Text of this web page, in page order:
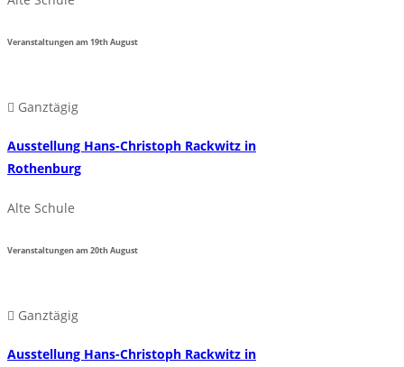
Veranstaltungen am19thAugust
Ganztägig
Ausstellung Hans-Christoph Rackwitz in
Rothenburg
Alte Schule
Veranstaltungen am20thAugust
Ganztägig
Ausstellung Hans-Christoph Rackwitz in